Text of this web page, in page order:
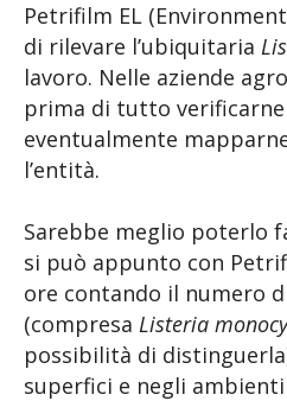
Petrifilm EL
di rilevare l’ubiquitaria
lavoro. Nelle aziende
prima di tutto verificarne
eventualmente
l’entità.
Sarebbe meglio poterlo
si può appunto con
ore contando il numero
(compresa Listeria
possibilità di
superfici e negli